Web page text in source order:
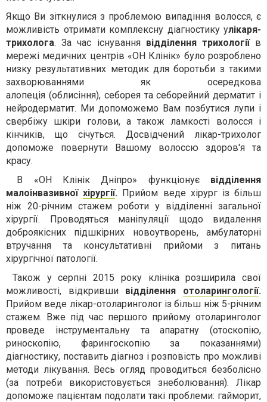
Якщо Ви зіткнулися з проблемою випадіння волосся, є
можливість отримати комплексну діагностику улікаря-
трихолога. За час існування відділення трихологіїв
мережі медичних центрів «ОН Клінік» було розроблено
низку результативних методик для боротьби з такими
захворюваннями як осередкова
алопеція (облисіння), себорея та себорейний дерматит і
нейродерматит. Ми допоможемо Вам позбутися лупи і
свербіжу шкіри голови, а також ламкості волосся і
кінчиків, що січуться. Досвідчений лікар-трихолог
допоможе повернути Вашому волоссю здоров'я та
красу.
В «ОН Клінік Дніпро» функціонує відділення
малоінвазивноїхірургії. Прийом веде хірург із більш
ніж 20-річним стажем роботи у відділенні загальної
хірургії. Проводяться маніпуляції щодо видалення
доброякісних підшкірних новоутворень, амбулаторні
втручання та консультативні прийоми з питань
хірургічної патології.
Також у серпні 2015 року клініка розширила свої
можливості, відкривши відділення отоларингології.
Прийом веде лікар-отоларинголог із більш ніж 5-річним
стажем. Вже під час першого прийому отоларинголог
проведе інструментальну та апаратну (отоскопію,
риноскопію, фарингоскопію за показаннями)
діагностику, поставить діагноз і розповість про можливі
методи лікування. Весь огляд проводиться безболісно
(за потреби використовується знеболювання). Лікар
допоможе пацієнтам подолати такі проблеми: гайморит,